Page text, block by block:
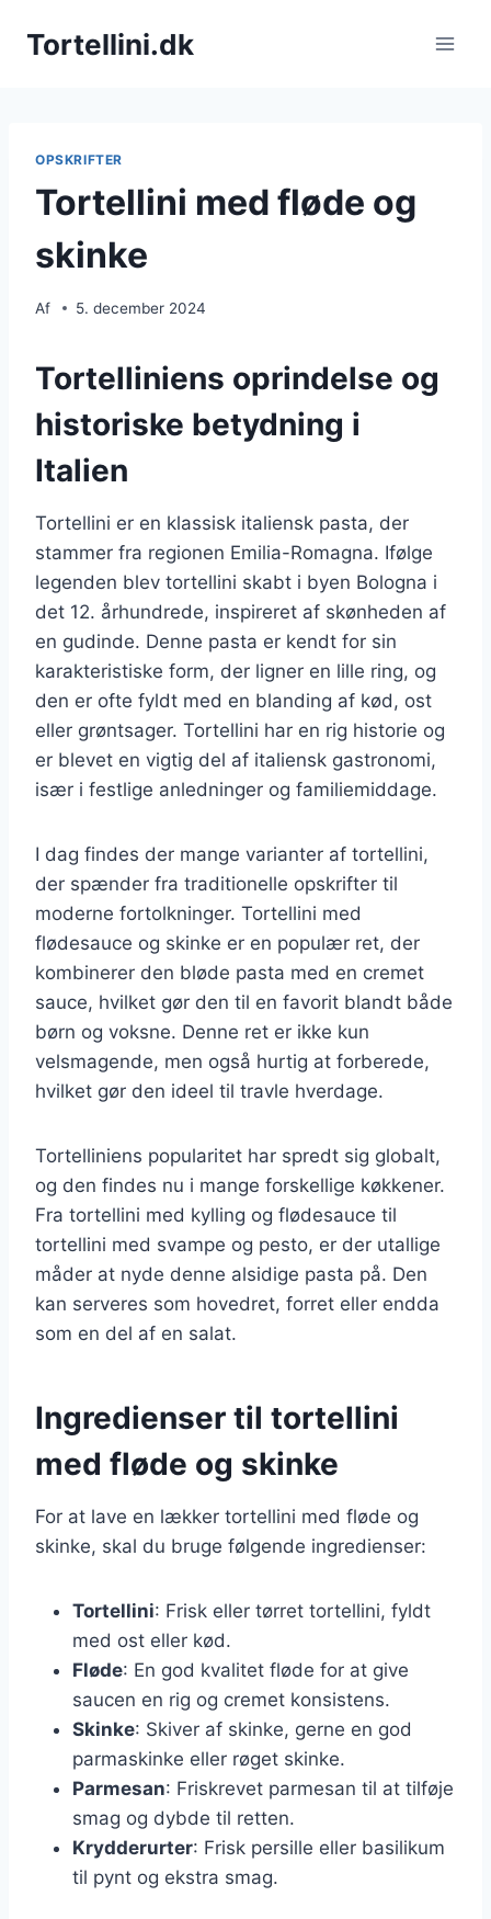
Tortellini.dk
OPSKRIFTER
Tortellini med fløde og
skinke
Af 5. december 2024
Tortelliniens oprindelse og
historiske betydning i
Italien
Tortellini er en klassisk italiensk pasta, der
stammer fra regionen Emilia-Romagna. Ifølge
legenden blev tortellini skabt i byen Bologna i
det 12. århundrede, inspireret af skønheden af
en gudinde. Denne pasta er kendt for sin
karakteristiske form, der ligner en lille ring, og
den er ofte fyldt med en blanding af kød, ost
eller grøntsager. Tortellini har en rig historie og
er blevet en vigtig del af italiensk gastronomi,
især i festlige anledninger og familiemiddage.
I dag findes der mange varianter af tortellini,
der spænder fra traditionelle opskrifter til
moderne fortolkninger. Tortellini med
flødesauce og skinke er en populær ret, der
kombinerer den bløde pasta med en cremet
sauce, hvilket gør den til en favorit blandt både
børn og voksne. Denne ret er ikke kun
velsmagende, men også hurtig at forberede,
hvilket gør den ideel til travle hverdage.
Tortelliniens popularitet har spredt sig globalt,
og den findes nu i mange forskellige køkkener.
Fra tortellini med kylling og flødesauce til
tortellini med svampe og pesto, er der utallige
måder at nyde denne alsidige pasta på. Den
kan serveres som hovedret, forret eller endda
som en del af en salat.
Ingredienser til tortellini
med fløde og skinke
For at lave en lækker tortellini med fløde og
skinke, skal du bruge følgende ingredienser:
Tortellini: Frisk eller tørret tortellini, fyldt
med ost eller kød.
Fløde: En god kvalitet fløde for at give
saucen en rig og cremet konsistens.
Skinke: Skiver af skinke, gerne en god
parmaskinke eller røget skinke.
Parmesan: Friskrevet parmesan til at tilføje
smag og dybde til retten.
Krydderurter: Frisk persille eller basilikum
til pynt og ekstra smag.